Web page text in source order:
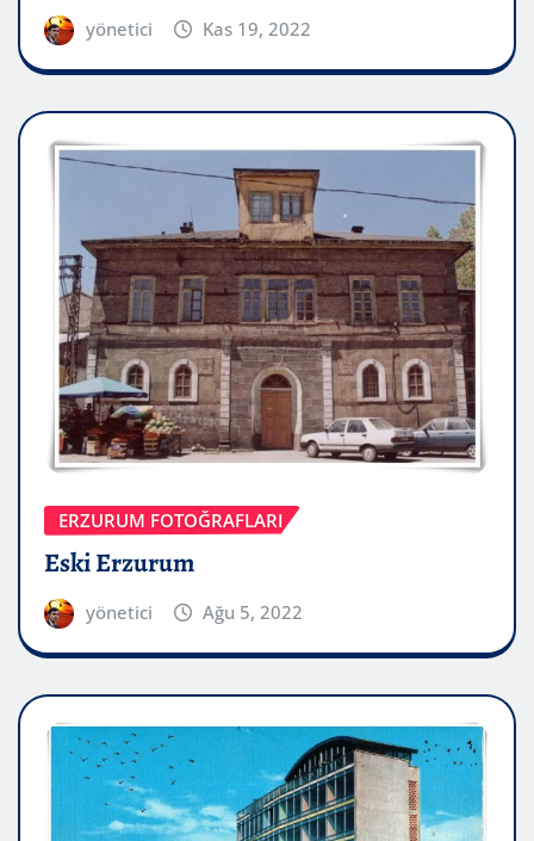
yönetici Kas 19, 2022
ERZURUM FOTOĞRAFLARI
Eski Erzurum
yönetici Ağu 5, 2022